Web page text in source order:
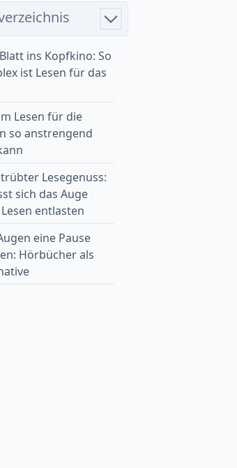
ins Kopfkino: So
ist Lesen für das
Lesen für die
so anstrengend
Lesegenuss:
sich das Auge
entlasten
eine Pause
Hörbücher als